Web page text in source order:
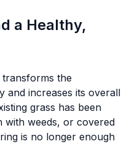
a Healthy,
the
and increases its overall
grass has been
with weeds, or covered
is no longer enough